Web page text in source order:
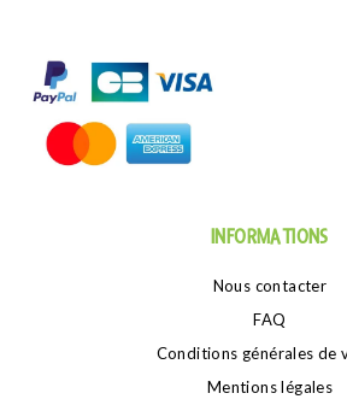
INFORMATIONS
Nous contacter
FAQ
Conditions générales de
Mentions légales